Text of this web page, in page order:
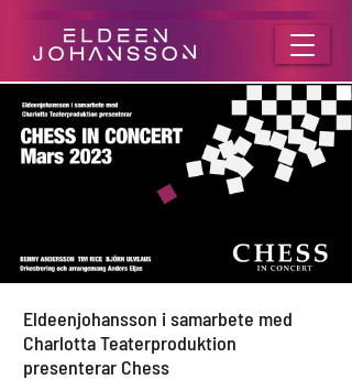
Eldeenjohansson i samarbete med
Charlotta Teaterproduktion
presenterar Chess